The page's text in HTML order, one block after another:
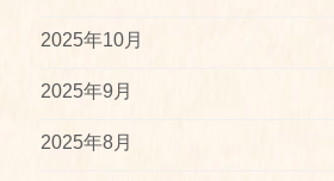
2025年10月
2025年9月
2025年8月